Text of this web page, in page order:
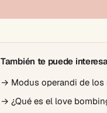
También te puede
→ Modus operandi de
→ ¿Qué es el love